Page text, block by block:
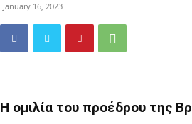
January 16, 2023
Η ομιλία του προέδρου της